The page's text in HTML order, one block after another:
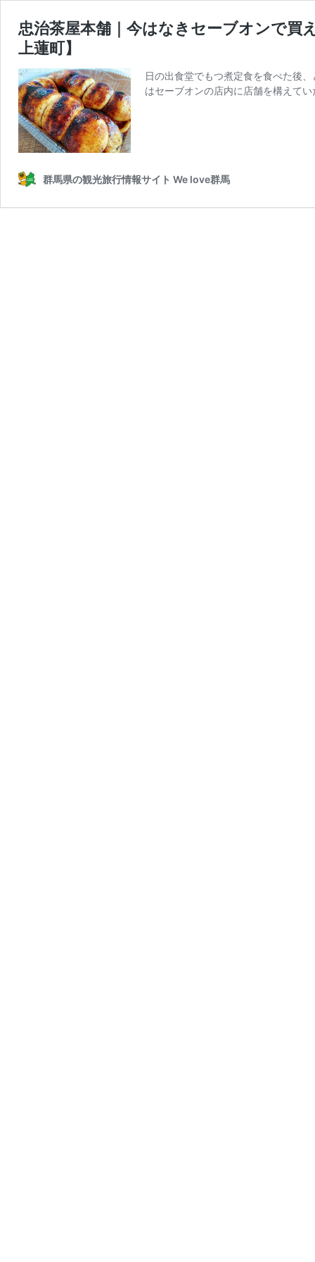
忠治茶屋本舗｜今はなきセーブオンで買
上蓮町】
日の出食堂でもつ煮定食を食べた後
はセーブオンの店内に店舗を構えて
群馬県の観光旅行情報サイト We love群馬